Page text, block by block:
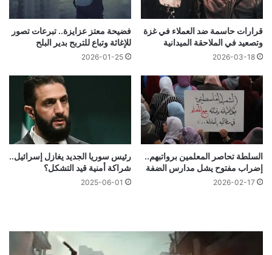
قرارات حاسمة ضد العملاء في غزة
وتصعيد في الملاحقة الميدانية
2026-03-18
فضيحة معتز عزايزة.. تبرعات تصور
للإغاثة وتباع للتربح بدير البلح
2026-01-25
السلطة تحاصر المعلمين برواتبهم..
إضراب مفتوح يشل مدارس الضفة
2026-02-17
رئيس سوريا الجديد يغازل إسرائيل..
شراكة أمنية قيد التشكل؟
2025-06-01